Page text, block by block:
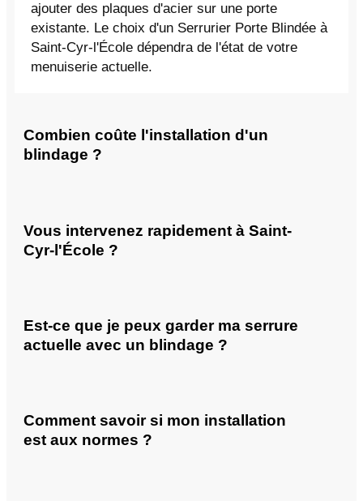
ajouter des plaques d'acier sur une porte
existante. Le choix d'un Serrurier Porte Blindée à
Saint-Cyr-l'École dépendra de l'état de votre
menuiserie actuelle.
Combien coûte l'installation d'un
blindage ?
Vous intervenez rapidement à Saint-
Cyr-l'École ?
Est-ce que je peux garder ma serrure
actuelle avec un blindage ?
Comment savoir si mon installation
est aux normes ?